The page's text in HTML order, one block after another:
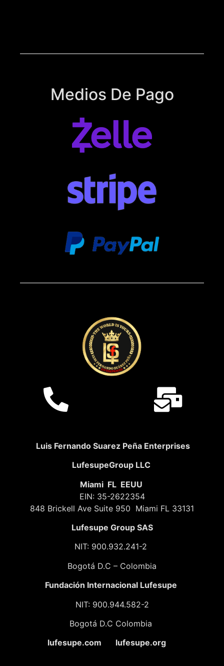
Medios De Pago
Luis Fernando Suarez Peña Enterprises
LufesupeGroup LLC
Miami FL EEUU
EIN: 35-2622354
848 Brickell Ave Suite 950 Miami FL 33131
Lufesupe Group SAS
NIT: 900.932.241-2
Bogotá D.C – Colombia
Fundación Internacional Lufesupe
NIT: 900.944.582-2
Bogotá D.C Colombia
lufesupe.com lufesupe.org